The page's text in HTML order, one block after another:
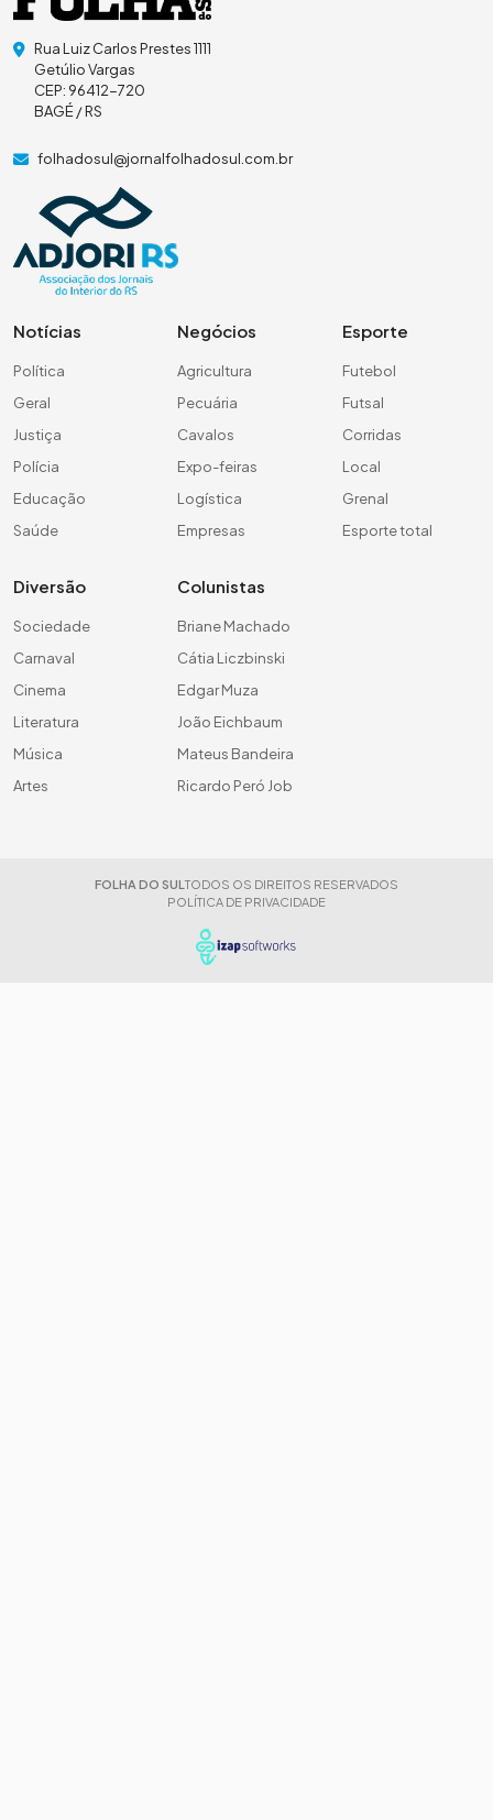
Rua Luiz Carlos Prestes 1111
Getúlio Vargas
CEP: 96412-720
BAGÉ / RS
folhadosul@jornalfolhadosul.com.br
Notícias
Política
Geral
Justiça
Polícia
Educação
Saúde
Negócios
Agricultura
Pecuária
Cavalos
Expo-feiras
Logística
Empresas
Esporte
Futebol
Futsal
Corridas
Local
Grenal
Esporte total
Diversão
Sociedade
Carnaval
Cinema
Literatura
Música
Artes
Colunistas
Briane Machado
Cátia Liczbinski
Edgar Muza
João Eichbaum
Mateus Bandeira
Ricardo Peró Job
FOLHA DO SUL TODOS OS DIREITOS RESERVADOS
POLÍTICA DE PRIVACIDADE